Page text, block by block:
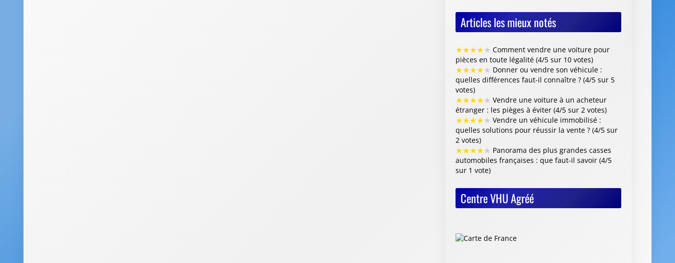
Articles les mieux notés
★★★★★ Comment vendre une voiture pour
pièces en toute légalité (4/5 sur 10 votes)
★★★★★ Donner ou vendre son véhicule :
quelles différences faut-il connaître ? (4/5 sur 5
votes)
★★★★★ Vendre une voiture à un acheteur
étranger : les pièges à éviter (4/5 sur 2 votes)
★★★★★ Vendre un véhicule immobilisé :
quelles solutions pour réussir la vente ? (4/5 sur
2 votes)
★★★★★ Panorama des plus grandes casses
automobiles françaises : que faut-il savoir (4/5
sur 1 vote)
Centre VHU Agréé